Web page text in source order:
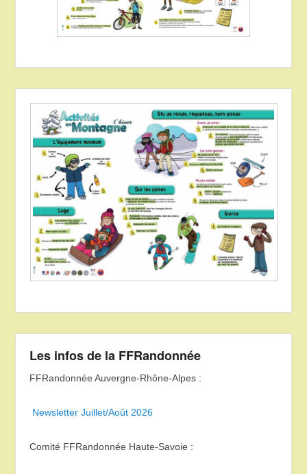
Les infos de la FFRandonnée
FFRandonnée Auvergne-Rhône-Alpes :
Newsletter Juillet/Août 2026
Comité FFRandonnée Haute-Savoie :